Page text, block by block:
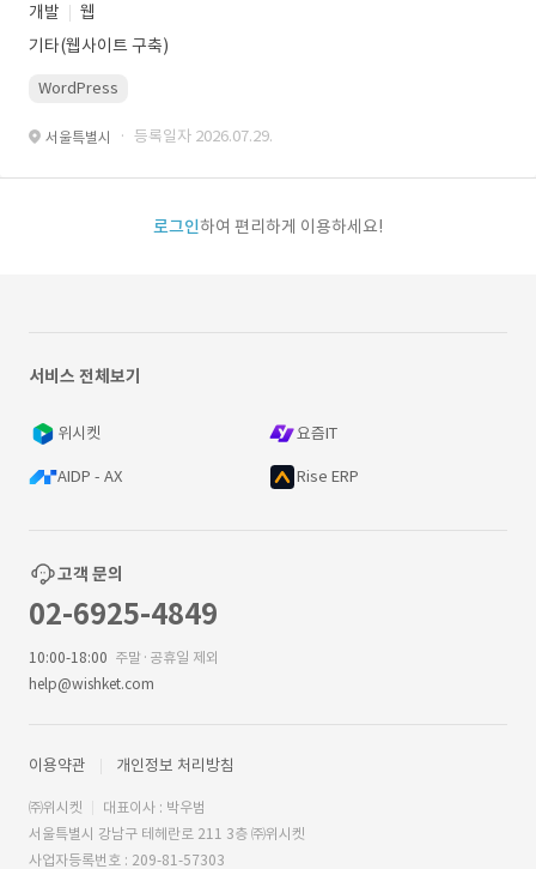
개발
웹
기타(웹사이트 구축)
WordPress
서울특별시 · 등록일자 2026.07.29.
로그인하여 편리하게 이용하세요!
서비스 전체보기
위시켓 요즘IT
AIDP - AX Rise ERP
고객 문의
02-6925-4849
10:00-18:00 주말·공휴일 제외
help@wishket.com
이용약관 개인정보 처리방침
㈜위시켓
대표이사 : 박우범
서울특별시 강남구 테헤란로 211 3층 ㈜위시켓
사업자등록번호 : 209-81-57303